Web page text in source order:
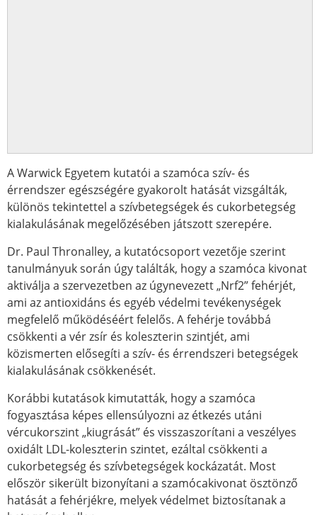
A Warwick Egyetem kutatói a szamóca szív- és
érrendszer egészségére gyakorolt hatását vizsgálták,
különös tekintettel a szívbetegségek és cukorbetegség
kialakulásának megelőzésében játszott szerepére.
Dr. Paul Thronalley, a kutatócsoport vezetője szerint
tanulmányuk során úgy találták, hogy a szamóca kivonat
aktiválja a szervezetben az úgynevezett „Nrf2” fehérjét,
ami az antioxidáns és egyéb védelmi tevékenységek
megfelelő működéséért felelős. A fehérje továbbá
csökkenti a vér zsír és koleszterin szintjét, ami
közismerten elősegíti a szív- és érrendszeri betegségek
kialakulásának csökkenését.
Korábbi kutatások kimutatták, hogy a szamóca
fogyasztása képes ellensúlyozni az étkezés utáni
vércukorszint „kiugrását” és visszaszorítani a veszélyes
oxidált LDL-koleszterin szintet, ezáltal csökkenti a
cukorbetegség és szívbetegségek kockázatát. Most
először sikerült bizonyítani a szamócakivonat ösztönző
hatását a fehérjékre, melyek védelmet biztosítanak a